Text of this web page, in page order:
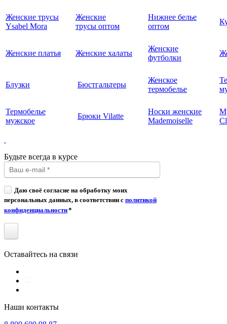
Женские трусы
Ysabel Mora
Женские
трусы оптом
Нижнее белье
оптом
Женские платья Женские халаты
Женские
футболки
Блузки Бюстгальтеры
Женское
термобелье
Термобелье
мужское
Брюки Vilatte
Носки женские
Mademoiselle
Будьте всегда в курсе
Даю своё согласие на обработку моих
персональных данных, в соответствии с политикой
конфиденциальности*
Оставайтесь на связи
Наши контакты